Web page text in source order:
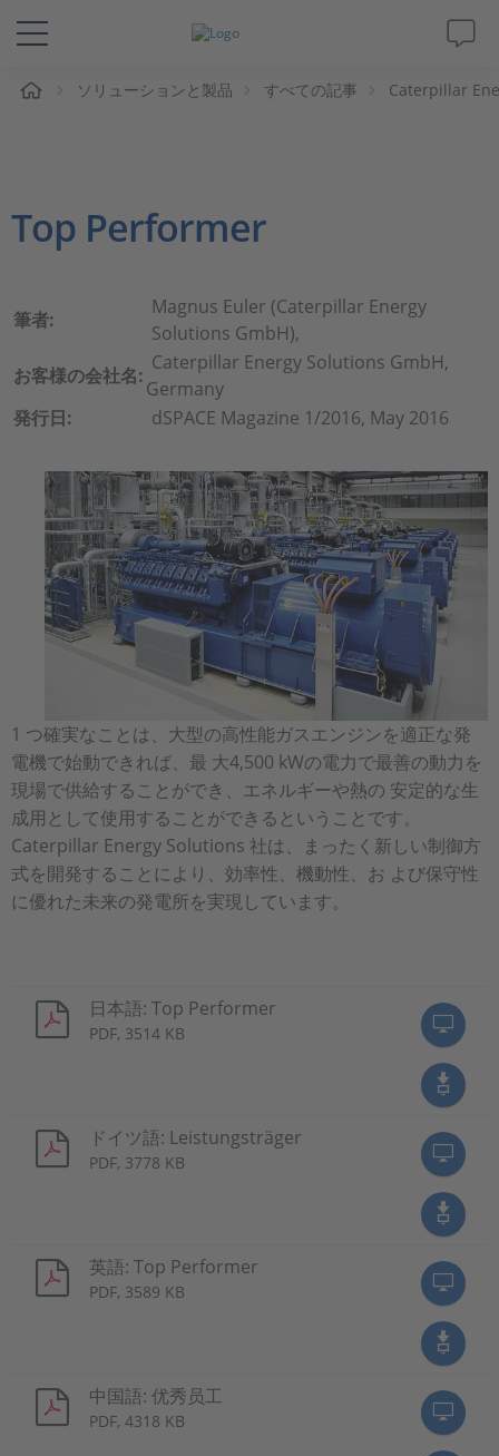
ソリューションと製品
動画
採用情報
ソリューションと製品 すべての記事 Caterpillar
Top Performer
筆者:
Magnus Euler (Caterpillar Energy
Solutions GmbH),
お客様の会社名:
Caterpillar Energy Solutions GmbH,
Germany
発行日:
dSPACE Magazine 1/2016, May 2016
1 つ確実なことは、大型の高性能ガスエンジンを適正な発
電機で始動できれば、最 大4,500 kWの電力で最善の動力を
現場で供給することができ、エネルギーや熱の 安定的な生
成用として使用することができるということです。
Caterpillar Energy Solutions 社は、まったく新しい制御方
式を開発することにより、効率性、機動性、お よび保守性
に優れた未来の発電所を実現しています。
日本語: Top Performer
PDF, 3514 KB
ドイツ語: Leistungsträger
PDF, 3778 KB
英語: Top Performer
PDF, 3589 KB
中国語: 优秀员工
PDF, 4318 KB